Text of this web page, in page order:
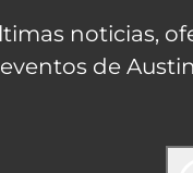
noticias,
de